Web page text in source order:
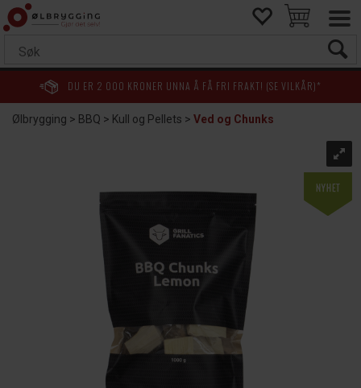
DU ER 2 000 KRONER UNNA Å FÅ FRI FRAKT! (SE VILKÅR)*
Ølbrygging>BBQ>Kull og Pellets>Ved og Chunks